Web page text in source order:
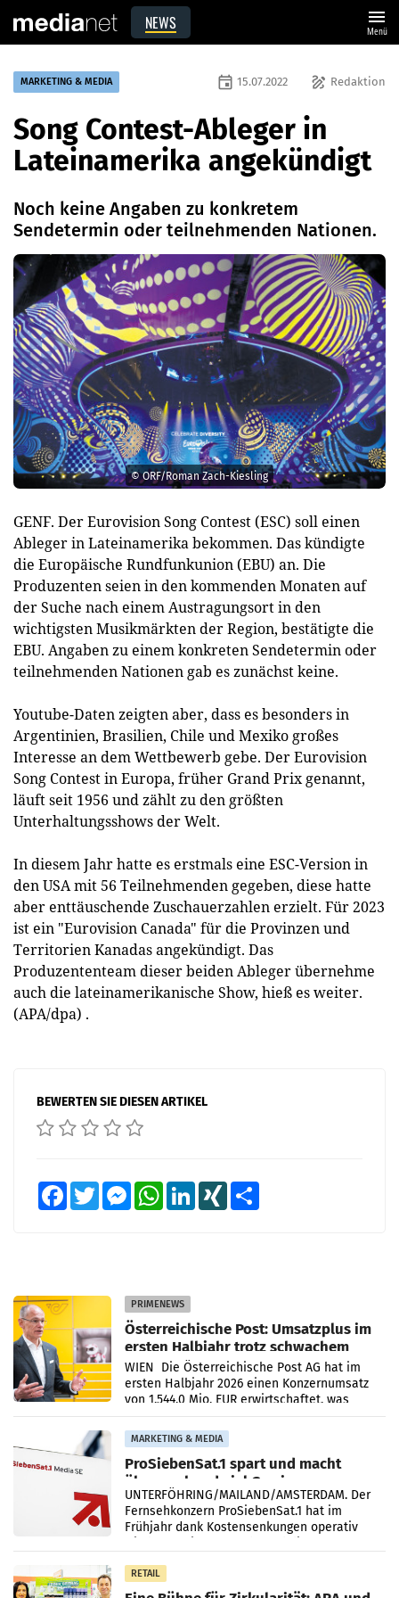
NEWS menu
Menü
© ORF/Roman Zach-Kiesling
MARKETING & MEDIA draw Redaktion
event 15.07.2022
Song Contest-Ableger in
Lateinamerika angekündigt
Noch keine Angaben zu konkretem
Sendetermin oder teilnehmenden Nationen.
GENF. Der Eurovision Song Contest (ESC) soll einen
Ableger in Lateinamerika bekommen. Das kündigte
die Europäische Rundfunkunion (EBU) an. Die
Produzenten seien in den kommenden Monaten auf
der Suche nach einem Austragungsort in den
wichtigsten Musikmärkten der Region, bestätigte die
EBU. Angaben zu einem konkreten Sendetermin oder
teilnehmenden Nationen gab es zunächst keine.
Youtube-Daten zeigten aber, dass es besonders in
Argentinien, Brasilien, Chile und Mexiko großes
Interesse an dem Wettbewerb gebe. Der Eurovision
Song Contest in Europa, früher Grand Prix genannt,
läuft seit 1956 und zählt zu den größten
Unterhaltungsshows der Welt.
In diesem Jahr hatte es erstmals eine ESC-Version in
den USA mit 56 Teilnehmenden gegeben, diese hatte
aber enttäuschende Zuschauerzahlen erzielt. Für 2023
ist ein "Eurovision Canada" für die Provinzen und
Territorien Kanadas angekündigt. Das
Produzententeam dieser beiden Ableger übernehme
auch die lateinamerikanische Show, hieß es weiter.
(APA/dpa) .
BEWERTEN SIE DIESEN ARTIKEL
FacebookTwitter MessengerWhatsAppLinkedInXING
PRIMENEWS
Österreichische Post: Umsatzplus im
ersten Halbjahr trotz schwachem
Briefgeschäft
WIEN Die Österreichische Post AG hat im
ersten Halbjahr 2026 einen Konzernumsatz
von 1.544,0 Mio. EUR erwirtschaftet, was
einem Plus von 3,8 Prozent gegenüber dem
Vergleichszeitraum
MARKETING & MEDIA
ProSiebenSat.1 spart und macht
überraschend viel Gewinn
UNTERFÖHRING/MAILAND/AMSTERDAM. Der
Fernsehkonzern ProSiebenSat.1 hat im
Frühjahr dank Kostensenkungen operativ
RETAIL